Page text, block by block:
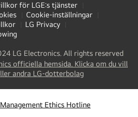
för LGE:s tjänster
Cookie-inställningar
LG Privacy
LG Electronics. All rights reserved
officiella hemsida. Klicka om du vill
andra LG-dotterbolag(
a
new
tab
Ethics Hotline